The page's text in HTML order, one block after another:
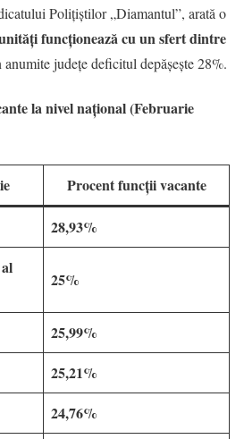
Polițiștilor „Diamantul”, arată o
funcționează cu un sfert dintre
anumite județe deficitul depășește 28%.
la nivel național (Februarie
Procent funcții vacante
28,93%
25%
25,99%
25,21%
24,76%